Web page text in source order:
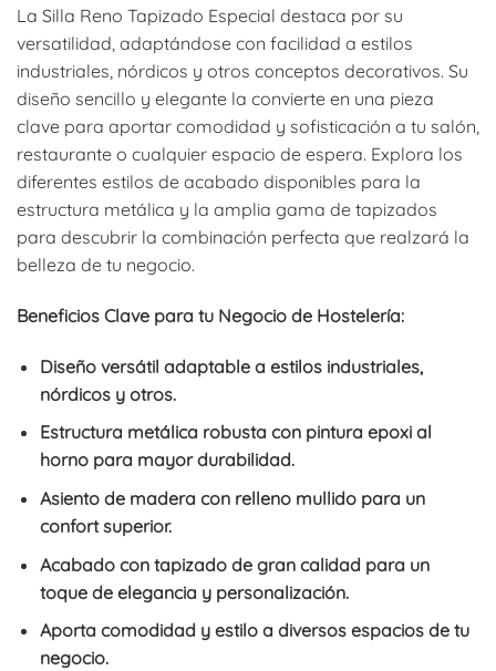
La Silla Reno Tapizado Especial destaca por su
versatilidad, adaptándose con facilidad a estilos
industriales, nórdicos y otros conceptos decorativos. Su
diseño sencillo y elegante la convierte en una pieza
clave para aportar comodidad y sofisticación a tu salón,
restaurante o cualquier espacio de espera. Explora los
diferentes estilos de acabado disponibles para la
estructura metálica y la amplia gama de tapizados
para descubrir la combinación perfecta que realzará la
belleza de tu negocio.
Beneficios Clave para tu Negocio de Hostelería:
Diseño versátil adaptable a estilos industriales,
nórdicos y otros.
Estructura metálica robusta con pintura epoxi al
horno para mayor durabilidad.
Asiento de madera con relleno mullido para un
confort superior.
Acabado con tapizado de gran calidad para un
toque de elegancia y personalización.
Aporta comodidad y estilo a diversos espacios de tu
negocio.